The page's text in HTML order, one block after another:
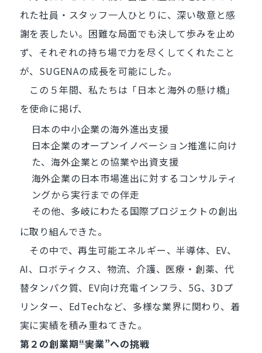
れた社員・スタッフ一人ひとりに、深い敬意と感
謝を表したい。困難な局面でも決して歩みを止め
ず、それぞれの持ち場で力を尽くしてくれたこと
が、SUGENAの成長を可能にした。
この５年間、私たちは「日本と海外の懸け橋」
を使命に掲げ、
日本の中小企業の海外進出支援
日本企業のオープンイノベーション推進に向け
た、海外企業との協業や出資支援
海外企業の日本市場進出に対するコンサルティ
ングから実行までの伴走
その他、多岐にわたる国際プロジェクトの創出
に取り組んできた。
その中で、再生可能エネルギー、半導体、EV、
AI、ロボティクス、物流、介護、医療・創薬、代
替タンパク質、EV向け充電インフラ、5G、3Dプ
リンター、EdTechなど、多様な業界に関わり、着
実に実績を積み重ねてきた。
第２の創業期――“実業”への挑戦